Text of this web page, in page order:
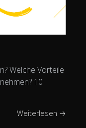
Welche Vorteile
10
Weiterlesen →